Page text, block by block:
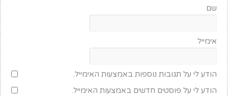
שם
אימייל
הודע לי על תגובות נוספות באמצעות האימייל.
הודע לי על פוסטים חדשים באמצעות האימייל.